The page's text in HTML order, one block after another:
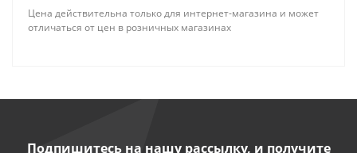
Цена действительна только для интернет-магазина и может
отличаться от цен в розничных магазинах
Подпишитесь на нашу рассылку, и получите